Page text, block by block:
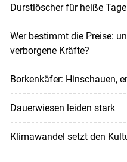
Durstlöscher für heiße Tage
Wer bestimmt die Preise:
verborgene Kräfte?
Borkenkäfer: Hinschauen,
Dauerwiesen leiden stark
Klimawandel setzt den